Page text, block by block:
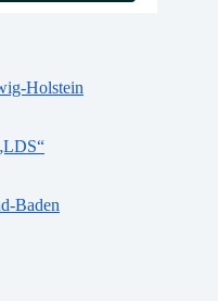
Holstein
Baden